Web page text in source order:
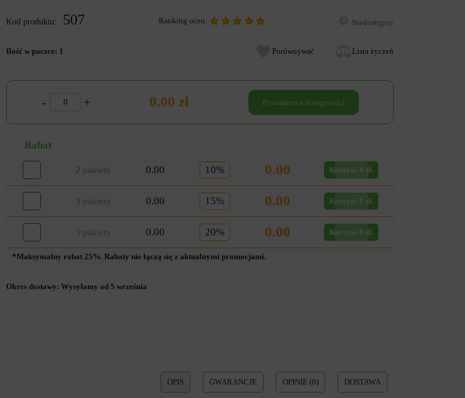
Kod produktu: 507 Ranking ocen: Niedostępny
Ilość w paczce: 1 Porównywać Lista życzeń
- + 0.00 zł Powiadom o dostępności
Rabat
2 pakiety 0.00 10% 0.00 Korzyść 0 zł.
3 pakiety 0.00 15% 0.00 Korzyść 0 zł.
5 pakiety 0.00 20% 0.00 Korzyść 0 zł.
*Maksymalny rabat 25%. Rabaty nie łączą się z aktualnymi promocjami.
Okres dostawy: Wysyłamy od 5 września
OPIS GWARANCJE OPINIE (0) DOSTAWA